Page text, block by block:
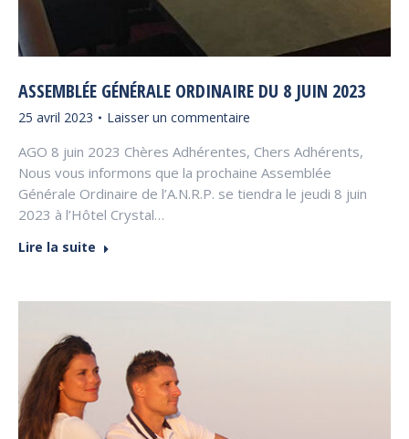
ASSEMBLÉE GÉNÉRALE ORDINAIRE DU 8 JUIN 2023
25 avril 2023 Laisser un commentaire
AGO 8 juin 2023 Chères Adhérentes, Chers Adhérents,
Nous vous informons que la prochaine Assemblée
Générale Ordinaire de l’A.N.R.P. se tiendra le jeudi 8 juin
2023 à l’Hôtel Crystal…
Lire la suite